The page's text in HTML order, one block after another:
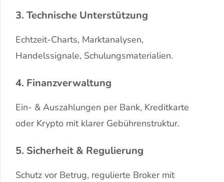
3. Technische Unterstützung
Echtzeit-Charts, Marktanalysen,
Handelssignale, Schulungsmaterialien.
4. Finanzverwaltung
Ein- & Auszahlungen per Bank, Kreditkarte
oder Krypto mit klarer Gebührenstruktur.
5. Sicherheit & Regulierung
Schutz vor Betrug, regulierte Broker mit